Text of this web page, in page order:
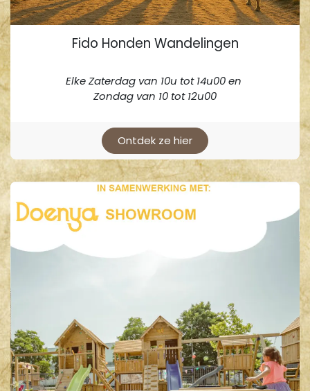
Fido Honden Wandelingen
Elke Zaterdag van 10u tot 14u00 en
Zondag van 10 tot 12u00
Ontdek ze hier